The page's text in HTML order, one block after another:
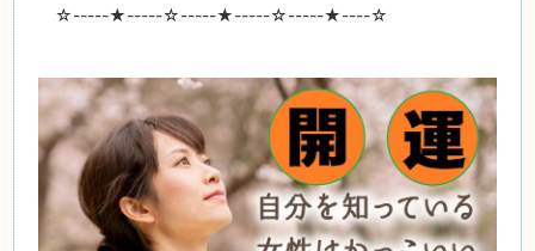
☆-----★-----☆-----★-----☆-----★----☆